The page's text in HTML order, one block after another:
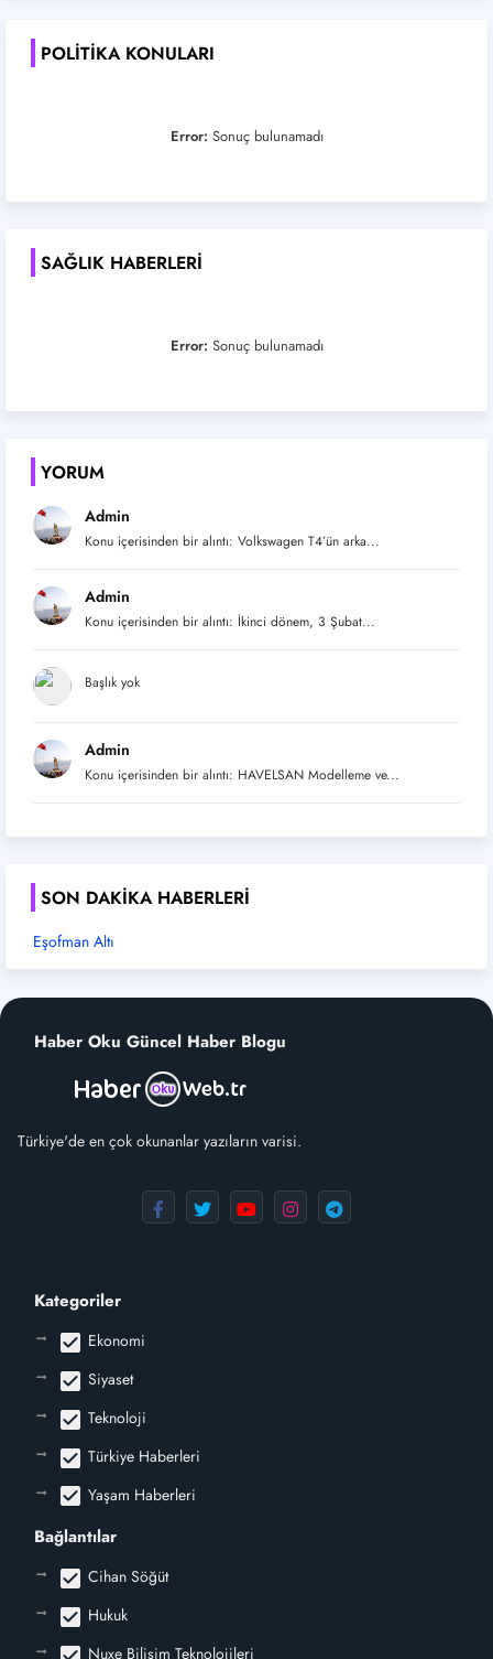
POLITIKA KONULARI
Error: Sonuç bulunamadı
SAĞLIK HABERLERI
Error: Sonuç bulunamadı
YORUM
Admin
Konu içerisinden bir alıntı: Volkswagen T4’ün arka...
Admin
Konu içerisinden bir alıntı: İkinci dönem, 3 Şubat...
Başlık yok
Admin
Konu içerisinden bir alıntı: HAVELSAN Modelleme ve...
SON DAKIKA HABERLERI
Eşofman Altı
Haber Oku Güncel Haber Blogu
Türkiye'de en çok okunanlar yazıların varisi.
Kategoriler
check_box Ekonomi
check_box Siyaset
check_box Teknoloji
check_box Türkiye Haberleri
check_box Yaşam Haberleri
Bağlantılar
check_box Cihan Söğüt
check_box Hukuk
Nuxe Bilişim Teknolojileri